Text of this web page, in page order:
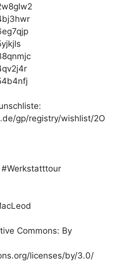
gp/registry/wishlist/2O
Commons: By
licenses/by/3.0/